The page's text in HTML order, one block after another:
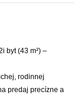
byt (43 m²) –
rodinnej
predaj precízne a